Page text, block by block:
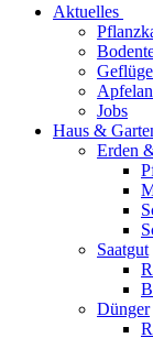
Aktuelles
Jobs
Haus &
Erden
Saatgut
Dünger